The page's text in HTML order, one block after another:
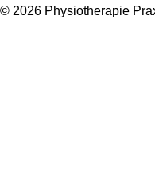
© 2026 Physiotherapie